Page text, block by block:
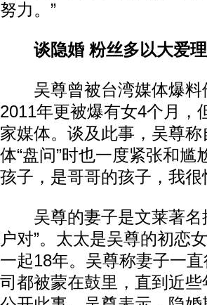
努力。”
谈隐婚 粉丝多以大爱
吴尊曾被台湾媒体爆料
2011年更被爆有女4个月，
家媒体。谈及此事，吴尊
体“盘问”时也一度紧张和尴
孩子，是哥哥的孩子，我
吴尊的妻子是文莱著名
户对”。太太是吴尊的初恋
一起18年。吴尊称妻子一
司都被蒙在鼓里，直到近